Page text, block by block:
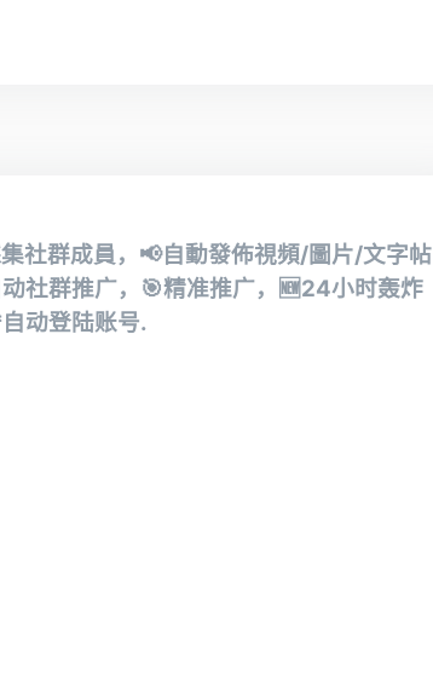
社群成員， 📢自動發佈視頻/圖片/文字帖
社群推广， 🎯精准推广， 🆕24小时轰炸
自动登陆账号.